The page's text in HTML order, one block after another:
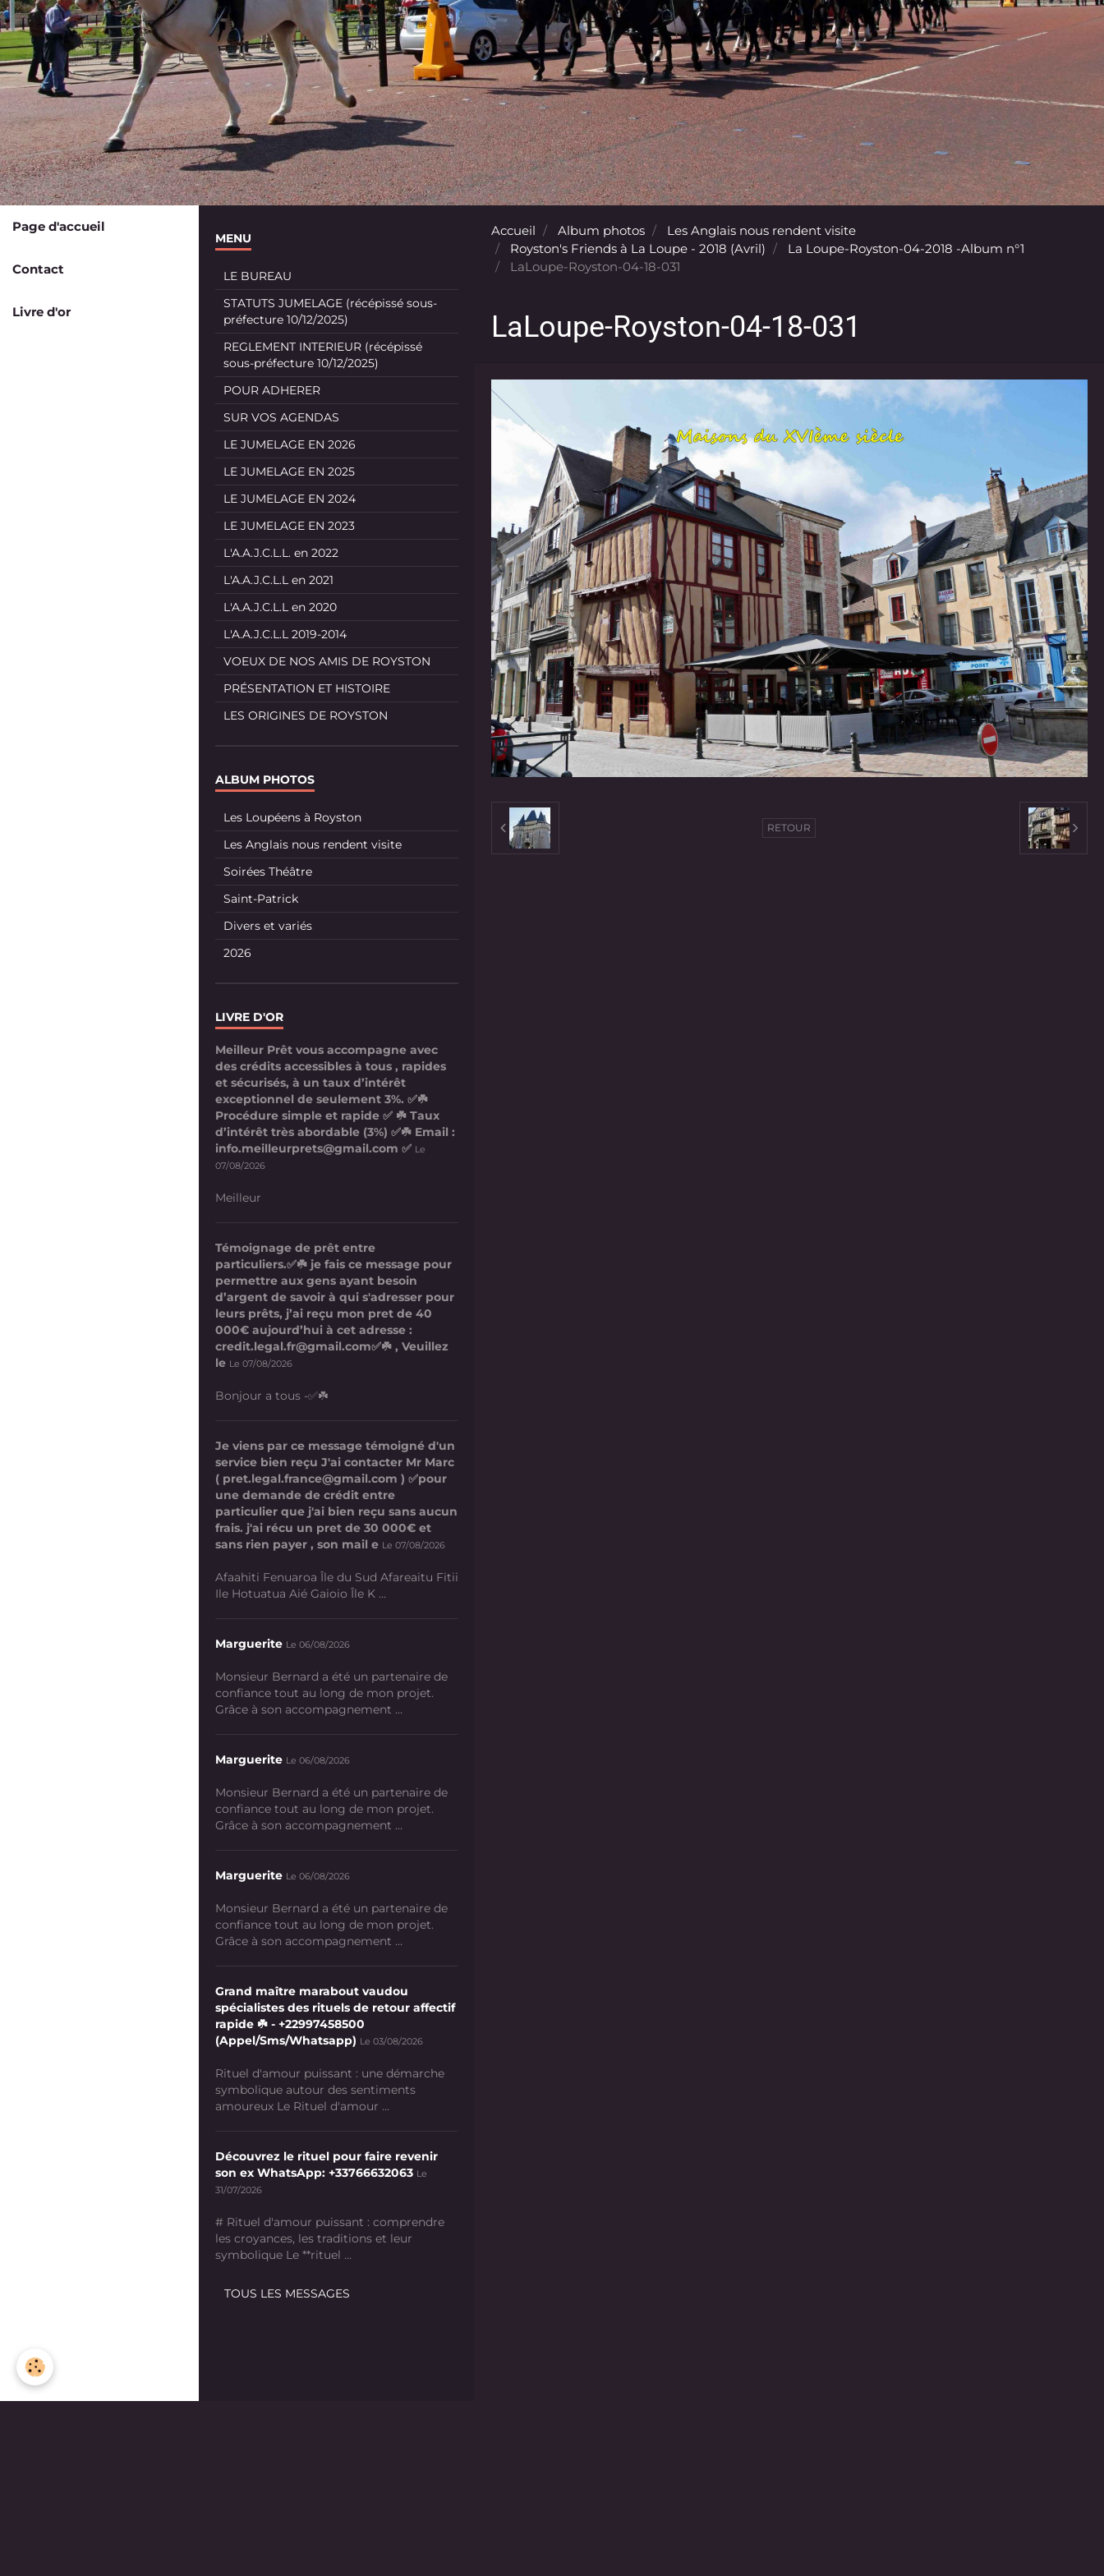
Page d'accueil
Contact
Livre d'or
Accueil Album photos
Les Anglais nous rendent visite
Royston's Friends à La Loupe - 2018 (Avril)
La Loupe-Royston-04-2018 -Album n°1
LaLoupe-Royston-04-18-031
LaLoupe-Royston-04-18-031
RETOUR
MENU
LE BUREAU
STATUTS JUMELAGE (récépissé sous-
préfecture 10/12/2025)
REGLEMENT INTERIEUR (récépissé
sous-préfecture 10/12/2025)
POUR ADHERER
SUR VOS AGENDAS
LE JUMELAGE EN 2026
LE JUMELAGE EN 2025
LE JUMELAGE EN 2024
LE JUMELAGE EN 2023
L'A.A.J.C.L.L. en 2022
L'A.A.J.C.L.L en 2021
L'A.A.J.C.L.L en 2020
L'A.A.J.C.L.L 2019-2014
VOEUX DE NOS AMIS DE ROYSTON
PRÉSENTATION ET HISTOIRE
LES ORIGINES DE ROYSTON
ALBUM PHOTOS
Les Loupéens à Royston
Les Anglais nous rendent visite
Soirées Théâtre
Saint-Patrick
Divers et variés
2026
LIVRE D'OR
Meilleur Prêt vous accompagne avec
des crédits accessibles à tous , rapides
et sécurisés, à un taux d’intérêt
exceptionnel de seulement 3%. ✅☘️
Procédure simple et rapide ✅ ☘️ Taux
d’intérêt très abordable (3%) ✅☘️ Email :
info.meilleurprets@gmail.com ✅ Le
07/08/2026
Meilleur
Témoignage de prêt entre
particuliers.✅☘️ je fais ce message pour
permettre aux gens ayant besoin
d’argent de savoir à qui s'adresser pour
leurs prêts, j’ai reçu mon pret de 40
000€ aujourd’hui à cet adresse :
credit.legal.fr@gmail.com✅☘️ , Veuillez
le Le 07/08/2026
Bonjour a tous -✅☘️
Je viens par ce message témoigné d'un
service bien reçu J'ai contacter Mr Marc
( pret.legal.france@gmail.com ) ✅pour
une demande de crédit entre
particulier que j'ai bien reçu sans aucun
frais. j'ai récu un pret de 30 000€ et
sans rien payer , son mail e Le 07/08/2026
Afaahiti Fenuaroa Île du Sud Afareaitu Fitii
Ile Hotuatua Aié Gaioio Île K ...
Marguerite Le 06/08/2026
Monsieur Bernard a été un partenaire de
confiance tout au long de mon projet.
Grâce à son accompagnement ...
Marguerite Le 06/08/2026
Monsieur Bernard a été un partenaire de
confiance tout au long de mon projet.
Grâce à son accompagnement ...
Marguerite Le 06/08/2026
Monsieur Bernard a été un partenaire de
confiance tout au long de mon projet.
Grâce à son accompagnement ...
Grand maître marabout vaudou
spécialistes des rituels de retour affectif
rapide ☘️ - +22997458500
(Appel/Sms/Whatsapp) Le 03/08/2026
Rituel d'amour puissant : une démarche
symbolique autour des sentiments
amoureux Le Rituel d'amour ...
Découvrez le rituel pour faire revenir
son ex WhatsApp: +33766632063 Le
31/07/2026
# Rituel d'amour puissant : comprendre
les croyances, les traditions et leur
symbolique Le **rituel ...
TOUS LES MESSAGES